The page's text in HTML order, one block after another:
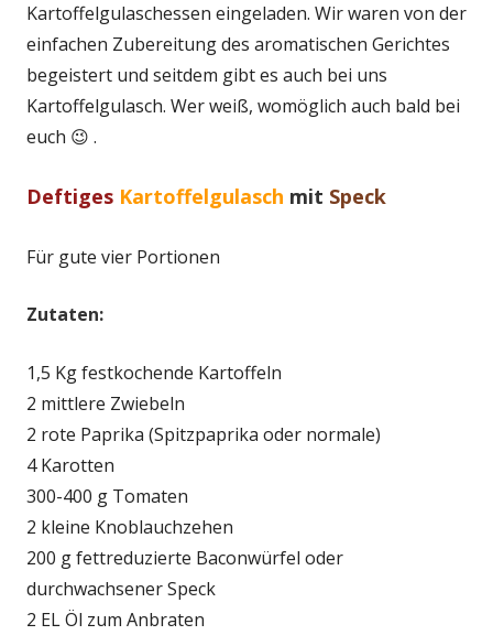
Kartoffelgulaschessen eingeladen. Wir waren von der
einfachen Zubereitung des aromatischen Gerichtes
begeistert und seitdem gibt es auch bei uns
Kartoffelgulasch. Wer weiß, womöglich auch bald bei
euch 😉 .
Deftiges Kartoffelgulasch mit Speck
Für gute vier Portionen
Zutaten:
1,5 Kg festkochende Kartoffeln
2 mittlere Zwiebeln
2 rote Paprika (Spitzpaprika oder normale)
4 Karotten
300-400 g Tomaten
2 kleine Knoblauchzehen
200 g fettreduzierte Baconwürfel oder
durchwachsener Speck
2 EL Öl zum Anbraten